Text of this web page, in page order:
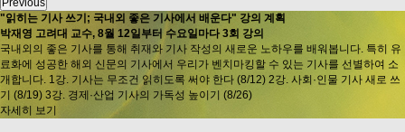
Previous
"읽히는 기사 쓰기; 국내외 좋은 기사에서 배운다" 강의 계획
박재영 고려대 교수, 8월 12일부터 수요일마다 3회 강의
국내외의 좋은 기사를 통해 취재와 기사 작성의 새로운 노하우를 배워봅니다. 특히 유
료화에 성공한 해외 신문의 기사에서 우리가 벤치마킹할 수 있는 기사를 선별하여 소
개합니다. 1강. 기사는 무조건 읽히도록 써야 한다 (8/12) 2강. 사회·인물 기사 새로 쓰
기 (8/19) 3강. 경제·산업 기사의 가독성 높이기 (8/26)
자세히 보기